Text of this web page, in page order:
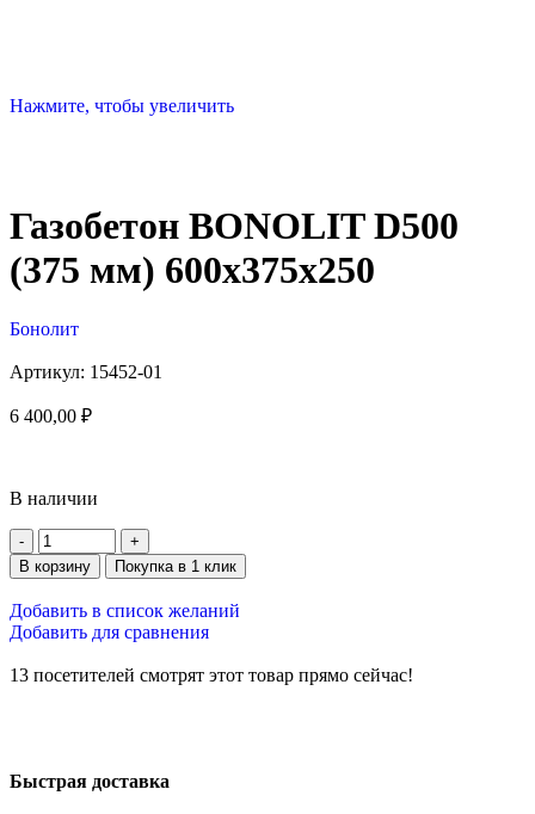
Нажмите, чтобы увеличить
Газобетон BONOLIT D500
(375 мм) 600х375х250
Бонолит
Артикул: 15452-01
6 400,00 ₽
В наличии
В корзину Покупка в 1 клик
Добавить в список желаний
Добавить для сравнения
13 посетителей смотрят этот товар прямо сейчас!
Быстрая доставка